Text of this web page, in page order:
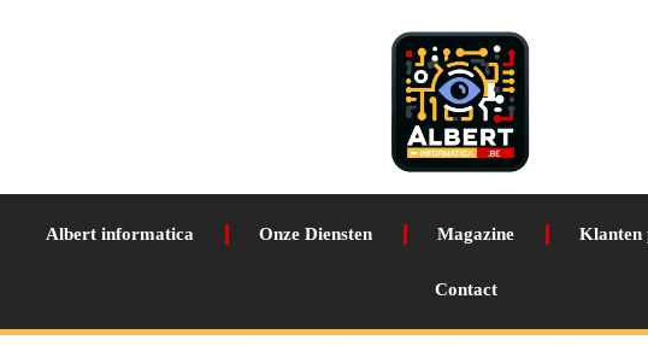
Albert informatica Onze Diensten Magazine Klanten
Contact